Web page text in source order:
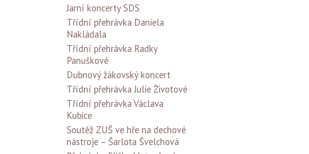
Jarní koncerty SDS
Třídní přehrávka Daniela
Nakládala
Třídní přehrávka Radky
Panuškové
Dubnový žákovský koncert
Třídní přehrávka Julie Životové
Třídní přehrávka Václava
Kubice
Soutěž ZUŠ ve hře na dechové
nástroje – Šarlota Švelchová